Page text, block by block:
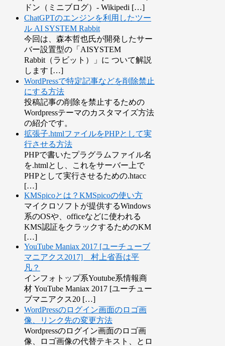
ドン（ミニブログ）- Wikipedi […]
ChatGPTのエンジンを利用したツー
ル AI SYSTEM Rabbit
今回は、森本哲也氏が開発したサー
バー設置型の「AISYSTEM
Rabbit（ラビット）」に ついて解説
します […]
WordPressで特定記事などを削除禁止
にする方法
投稿記事の削除を禁止するための
Wordpressテーマのカスタマイズ方法
の紹介です。
拡張子.htmlファイルをPHPとして実
行させる方法
PHPで書いたプラグラムファイル名
を.htmlとし、これをサーバー上で
PHPとして実行させるための.htacc
[…]
KMSpicoとは？KMSpicoの使い方
マイクロソフトが提供するWindows
系のOSや、officeなどに使われる
KMS認証をクラックするためのKM
[…]
YouTube Maniax 2017 [ユーチューブ
マニアクス2017] 村上省吾は平
凡？
インフォトップ系Youtube系情報商
材 YouTube Maniax 2017 [ユーチュー
ブマニアクス20 […]
WordPressのログイン画面のロゴ画
像、リンク先の変更方法
Wordpressのログイン画面のロゴ画
像、ロゴ画像の代替テキスト、とロ